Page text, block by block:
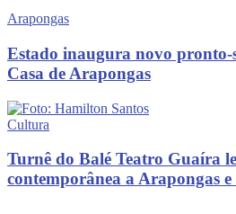
Arapongas
Estado inaugura novo pronto-
Casa de Arapongas
Cultura
Turnê do Balé Teatro Guaíra
contemporânea a Arapongas